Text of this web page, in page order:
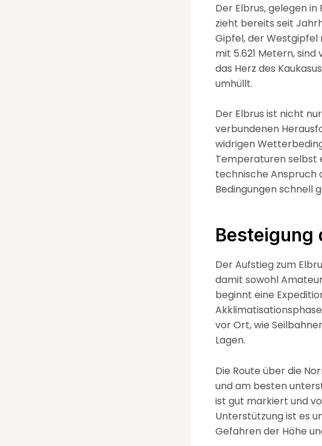
Der Elbrus, gelegen
zieht bereits seit
Gipfel, der
mit 5.621 Metern,
das Herz des
umhüllt.
Der Elbrus ist nicht
verbundenen
widrigen
Temperaturen selbst
technische Anspruch
Bedingungen schnell
Besteigung
Der Aufstieg zum
damit sowohl
beginnt eine
vor Ort, wie
Lagen.
Die Route über die
und am besten
ist gut markiert und
Unterstützung ist es
Gefahren der Höhe